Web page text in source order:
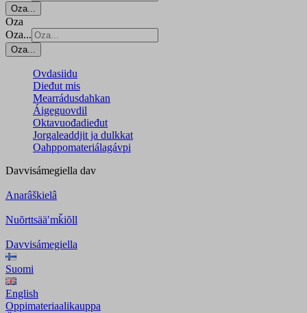
Oza...
Oza
Oza...
Oza...
Ovdasiidu
Dieđut mis
Mearrádusdahkan
Áigeguovdil
Oktavuođadieđut
Jorgaleaddjit ja dulkkat
Oahppomateriálagávpi
Davvisámegiella dav
Anarâškielâ
Nuõrttsääʹmǩiõll
Davvisámegiella
Suomi
English
Oppimateriaalikauppa